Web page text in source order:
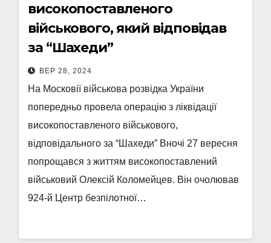
високопоставленого
військового, який відповідав
за “Шахеди”
ВЕР 28, 2024
На Московії військова розвідка України
попередньо провела операцію з ліквідації
високопоставленого військового,
відповідального за “Шахеди” Вночі 27 вересня
попрощався з життям високопоставлений
військовий Олексій Коломейцев. Він очолював
924-й Центр безпілотної…